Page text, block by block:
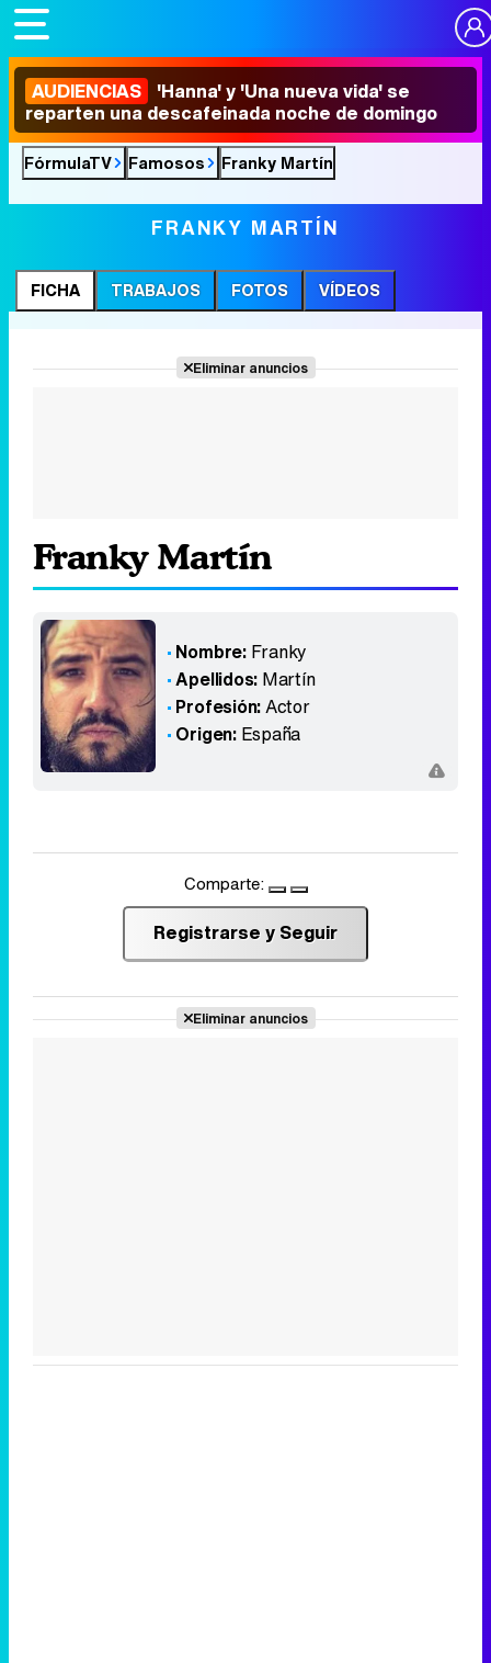
AUDIENCIAS 'Hanna' y 'Una nueva vida' se
reparten una descafeinada noche de domingo
FórmulaTV Famosos Franky Martín
FRANKY MARTÍN
FICHA TRABAJOS FOTOS VÍDEOS
Eliminar anuncios
Franky Martín
Nombre: Franky
Apellidos: Martín
Profesión:Actor
Origen: España
Comparte:
Registrarse y Seguir
Eliminar anuncios